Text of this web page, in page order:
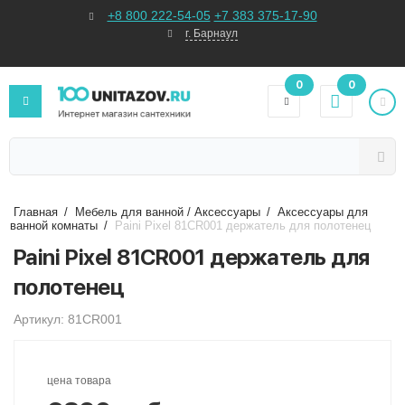
+8 800 222-54-05 +7 383 375-17-90
г. Барнаул
0 0
Главная / Мебель для ванной / Аксессуары / Аксессуары для
ванной комнаты / Paini Pixel 81CR001 держатель для полотенец
Paini Pixel 81CR001 держатель для
полотенец
Артикул: 81CR001
цена товара